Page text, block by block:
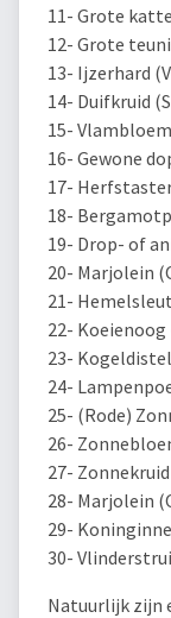
11- Grote
12- Grote
13- Ijzerhard
14- Duifkruid
15-
16- Gewone
17-
18-
19- Drop- of
20- Marjolein
21-
22-
23-
24-
25- (Rode)
26-
27-
28- Marjolein
29-
30-
Natuurlijk zijn